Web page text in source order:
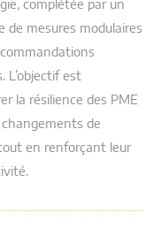
complétée par un
de mesures modulaires
L’objectif est
la résilience des PME
de
en renforçant leur